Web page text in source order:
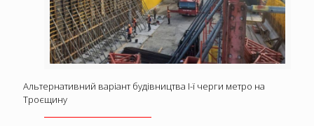
Альтернативний варіант будівництва І-ї черги метро на
Троєщину